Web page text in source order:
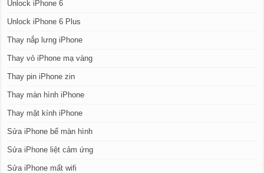
Unlock iPhone 6
Unlock iPhone 6 Plus
Thay nắp lưng iPhone
Thay vỏ iPhone mạ vàng
Thay pin iPhone zin
Thay màn hình iPhone
Thay mặt kính iPhone
Sửa iPhone bể màn hình
Sửa iPhone liệt cảm ứng
Sửa iPhone mất wifi